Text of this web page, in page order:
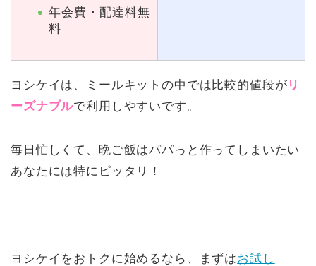
年会費・配達料無
料
ヨシケイは、ミールキットの中では比較的値段が リ
ーズナブルで利用しやすいです。
毎日忙しくて、晩ご飯はパパっと作ってしまいたい
あなたには特にピッタリ！
ヨシケイをおトクに始めるなら、まずはお試し